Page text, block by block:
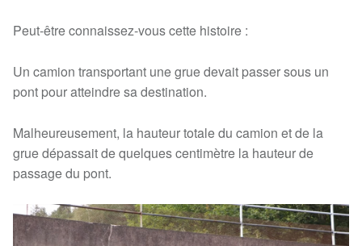
Peut-être connaissez-vous cette histoire :
Un camion transportant une grue devait passer sous un
pont pour atteindre sa destination.
Malheureusement, la hauteur totale du camion et de la
grue dépassait de quelques centimètre la hauteur de
passage du pont.